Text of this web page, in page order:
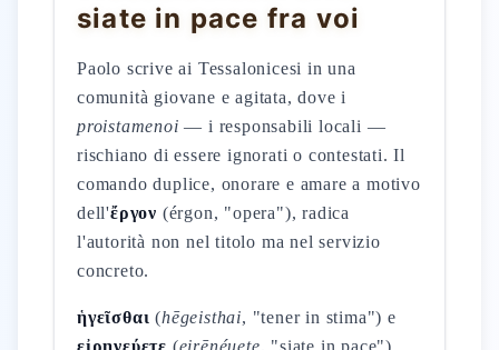
siate in pace fra voi
Paolo scrive ai Tessalonicesi in una
comunità giovane e agitata, dove i
proistamenoi — i responsabili locali —
rischiano di essere ignorati o contestati. Il
comando duplice, onorare e amare a motivo
dell'ἔργον (érgon, "opera"), radica
l'autorità non nel titolo ma nel servizio
concreto.
ἡγεῖσθαι (hēgeisthai, "tener in stima") e
εἰρηνεύετε (eirēnéuete, "siate in pace")